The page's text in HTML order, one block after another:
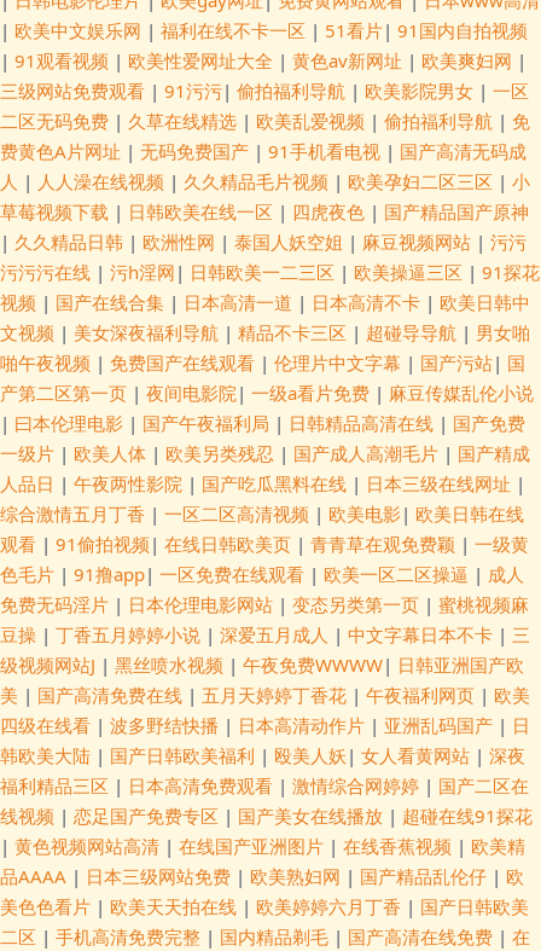
| 欧美中文娱乐网 | 福利在线不卡一区 | 51看片| 91国内自拍视频
| 91观看视频 | 欧美性爱网址大全 | 黄色av新网址 | 欧美爽妇网 |
三级网站免费观看 | 91污污| 偷拍福利导航 | 欧美影院男女 | 一区
二区无码免费 | 久草在线精选 | 欧美乱爱视频 | 偷拍福利导航 | 免
费黄色A片网址 | 无码免费国产 | 91手机看电视 | 国产高清无码成
人 | 人人澡在线视频 | 久久精品毛片视频 | 欧美孕妇二区三区 | 小
草莓视频下载 | 日韩欧美在线一区 | 四虎夜色 | 国产精品国产原神
| 久久精品日韩 | 欧洲性网 | 泰国人妖空姐 | 麻豆视频网站 | 污污
污污污在线 | 污h淫网 | 日韩欧美一二三区 | 欧美操逼三区 | 91探花
视频 | 国产在线合集 | 日本高清一道 | 日本高清不卡 | 欧美日韩中
文视频 | 美女深夜福利导航 | 精品不卡三区 | 超碰导导航 | 男女啪
啪午夜视频 | 免费国产在线观看 | 伦理片中文字幕 | 国产污站| 国
产第二区第一页 | 夜间电影院| 一级a看片免费 | 麻豆传媒乱伦小说
| 曰本伦理电影 | 国产午夜福利局 | 日韩精品高清在线 | 国产免费
一级片 | 欧美人体 | 欧美另类残忍 | 国产成人高潮毛片 | 国产精成
人品日 | 午夜两性影院 | 国产吃瓜黑料在线 | 日本三级在线网址 |
综合激情五月丁香 | 一区二区高清视频 | 欧美电影| 欧美日韩在线
观看 | 91偷拍视频 | 在线日韩欧美页 | 青青草在观免费颖 | 一级黄
色毛片 | 91撸app| 一区免费在线观看 | 欧美一区二区操逼 | 成人
免费无码淫片 | 日本伦理电影网站 | 变态另类第一页 | 蜜桃视频麻
豆操 | 丁香五月婷婷小说 | 深爱五月成人 | 中文字幕日本不卡 | 三
级视频网站J | 黑丝喷水视频 | 午夜免费WWWW| 日韩亚洲国产欧
美 | 国产高清免费在线 | 五月天婷婷丁香花 | 午夜福利网页 | 欧美
四级在线看 | 波多野结快播 | 日本高清动作片 | 亚洲乱码国产 | 日
韩欧美大陆 | 国产日韩欧美福利 | 殴美人妖 | 女人看黄网站 | 深夜
福利精品三区 | 日本高清免费观看 | 激情综合网婷婷 | 国产二区在
线视频 | 恋足国产免费专区 | 国产美女在线播放 | 超碰在线91探花
| 黄色视频网站高清 | 在线国产亚洲图片 | 在线香蕉视频 | 欧美精
品AAAA | 日本三级网站免费 | 欧美熟妇网 | 国产精品乱伦仔 | 欧
美色色看片 | 欧美天天拍在线 | 欧美婷婷六月丁香 | 国产日韩欧美
二区 | 手机高清免费完整 | 国内精品剃毛 | 国产高清在线免费 | 在